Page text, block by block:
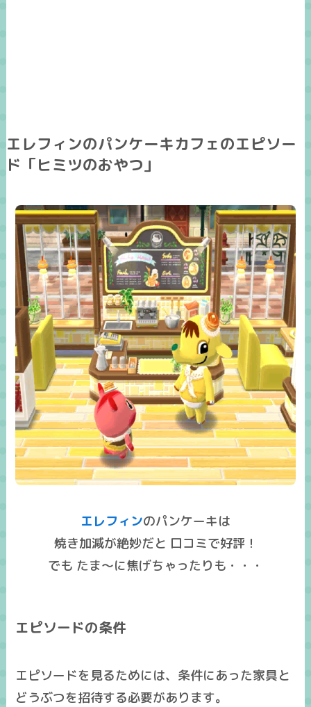
エレフィンのパンケーキカフェのエピソー
ド「ヒミツのおやつ」
エレフィンのパンケーキは
焼き加減が絶妙だと 口コミで好評！
でも たま～に焦げちゃったりも・・・
エピソードの条件
エピソードを見るためには、条件にあった家具と
どうぶつを招待する必要があります。